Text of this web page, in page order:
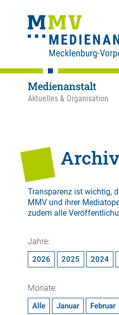
Medienanstalt
Aktuelles & Organisation
Transparenz ist wichtig,
MMV und ihrer
zudem alle
Jahre:
2026 2025 2024
Monate:
Alle Januar Februar